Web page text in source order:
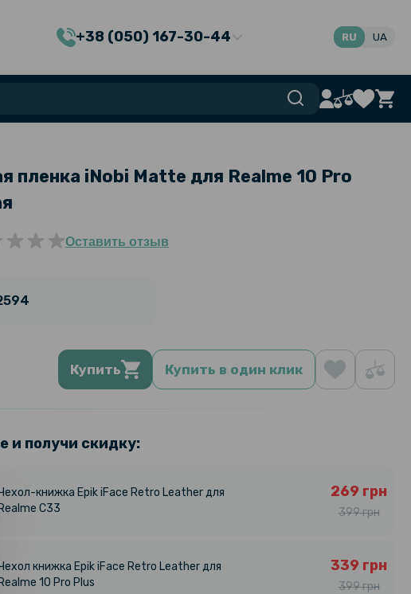
+38 (050) 167-30-44 RU UA
пленка iNobi Matte для Realme 10 Pro
Оставить отзыв
Купить Купить в один клик
и получи скидку:
книжка Epik iFace Retro Leather для
Realme C33
269 грн
399 грн
книжка Epik iFace Retro Leather для
Realme 10 Pro Plus
339 грн
399 грн